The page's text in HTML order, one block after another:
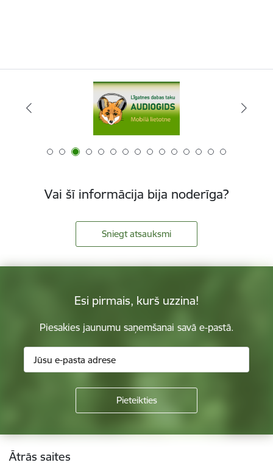
Vai šī informācija bija noderīga?
Sniegt atsauksmi
Esi pirmais, kurš uzzina!
Piesakies jaunumu saņemšanai savā e-pastā.
Kājene
Ātrās saites